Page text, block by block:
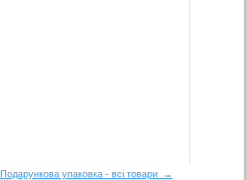
Подарункова упаковка - всі товари →